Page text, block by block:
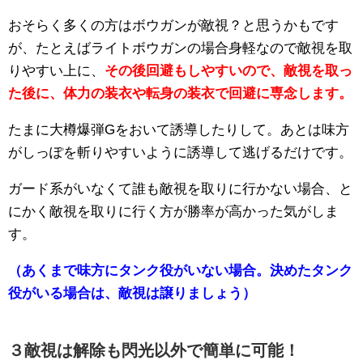
おそらく多くの方はボウガンが敵視？と思うかもです
が、たとえばライトボウガンの場合身軽なので敵視を取
りやすい上に、 その後回避もしやすいので、敵視を取っ
た後に、体力の装衣や転身の装衣で回避に専念します。
たまに大樽爆弾Gをおいて誘導したりして。あとは味方
がしっぽを斬りやすいように誘導して逃げるだけです。
ガード系がいなくて誰も敵視を取りに行かない場合、と
にかく敵視を取りに行く方が勝率が高かった気がしま
す。
（あくまで味方にタンク役がいない場合。決めたタンク
役がいる場合は、敵視は譲りましょう）
３敵視は解除も閃光以外で簡単に可能！